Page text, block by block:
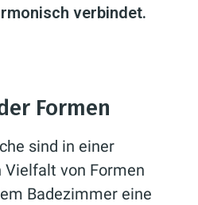
verbindet.
Formen
sind in einer
Vielfalt von Formen
Badezimmer eine